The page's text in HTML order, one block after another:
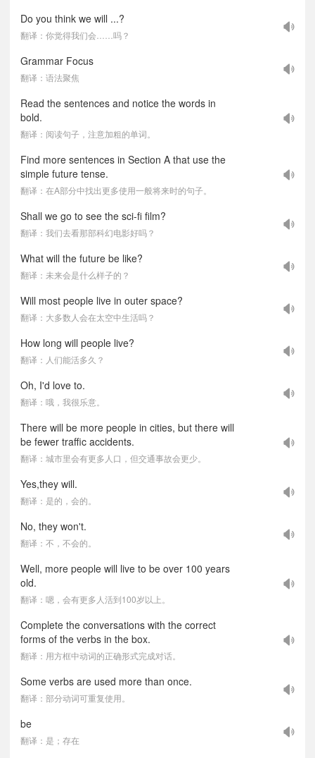
Do you think we will ...?
翻译：你觉得我们会……吗？
Grammar Focus
翻译：语法聚焦
Read the sentences and notice the words in
bold.
翻译：阅读句子，注意加粗的单词。
Find more sentences in Section A that use the
simple future tense.
翻译：在A部分中找出更多使用一般将来时的句子。
Shall we go to see the sci-fi film?
翻译：我们去看那部科幻电影好吗？
What will the future be like?
翻译：未来会是什么样子的？
Will most people live in outer space?
翻译：大多数人会在太空中生活吗？
How long will people live?
翻译：人们能活多久？
Oh, I'd love to.
翻译：哦，我很乐意。
There will be more people in cities, but there will
be fewer traffic accidents.
翻译：城市里会有更多人口，但交通事故会更少。
Yes,they will.
翻译：是的，会的。
No, they won't.
翻译：不，不会的。
Well, more people will live to be over 100 years
old.
翻译：嗯，会有更多人活到100岁以上。
Complete the conversations with the correct
forms of the verbs in the box.
翻译：用方框中动词的正确形式完成对话。
Some verbs are used more than once.
翻译：部分动词可重复使用。
be
翻译：是；存在